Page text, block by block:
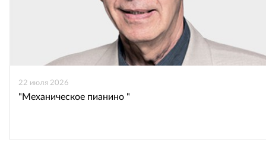
22 июля 2026
"Механическое пианино "